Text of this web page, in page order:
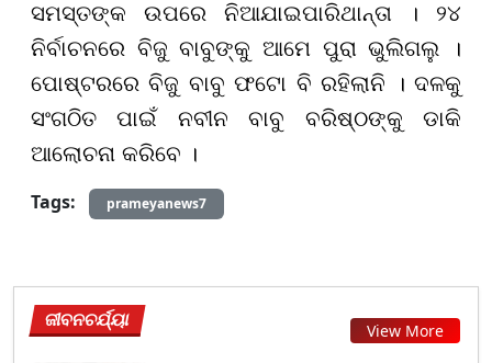
ସମସ୍ତଙ୍କ ଉପରେ ନିଆଯାଇପାରିଥାନ୍ତା । ୨୪
ନିର୍ବାଚନରେ ବିଜୁ ବାବୁଙ୍କୁ ଆମେ ପୁରା ଭୁଲିଗଲୁ ।
ପୋଷ୍ଟରରେ ବିଜୁ ବାବୁ ଫଟୋ ବି ରହିଲାନି । ଦଳକୁ
ସଂଗଠିତ ପାଇଁ ନବୀନ ବାବୁ ବରିଷ୍ଠଙ୍କୁ ଡାକି
ଆଲୋଚନା କରିବେ ।
Tags:
prameyanews7
ଜୀବନଚର୍ଯ୍ୟା View More